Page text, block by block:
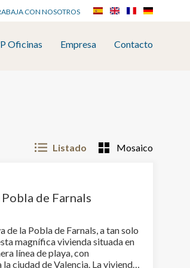
CON NOSOTROS
Oficinas Empresa Contacto
Listado Mosaico
de Farnals
de la Pobla de Farnals, a tan solo
magnífica vivienda situada en
línea de playa, con
de Valencia. La vivienda